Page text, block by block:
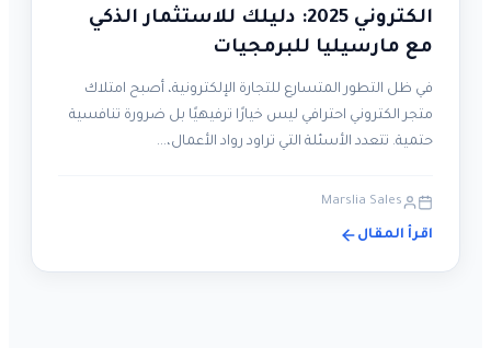
الكتروني 2025: دليلك للاستثمار الذكي
مع مارسيليا للبرمجيات
في ظل التطور المتسارع للتجارة الإلكترونية، أصبح امتلاك
متجر الكتروني احترافي ليس خيارًا ترفيهيًا بل ضرورة تنافسية
حتمية. تتعدد الأسئلة التي تراود رواد الأعمال،…
Marslia Sales
اقرأ المقال